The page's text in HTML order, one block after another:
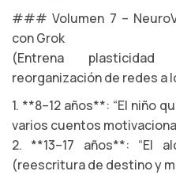
### Volumen 7 –
con Grok
(Entrena plasticidad
reorganización de redes a
1. **8–12 años**: “El niño
varios cuentos
2. **13–17 años**: “El
(reescritura de destino y